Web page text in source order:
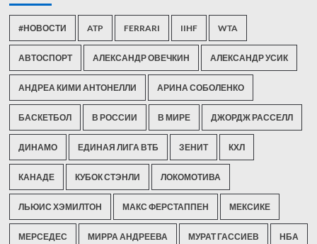
#НОВОСТИ ATP FERRARI IIHF WTA
АВТОСПОРТ АЛЕКСАНДР ОВЕЧКИН АЛЕКСАНДР УСИК
АНДРЕА КИМИ АНТОНЕЛЛИ АРИНА СОБОЛЕНКО
БАСКЕТБОЛ В РОССИИ В МИРЕ ДЖОРДЖ РАССЕЛЛ
ДИНАМО ЕДИНАЯ ЛИГА ВТБ ЗЕНИТ КХЛ
КАНАДЕ КУБОК СТЭНЛИ ЛОКОМОТИВА
ЛЬЮИС ХЭМИЛТОН МАКС ФЕРСТАППЕН МЕКСИКЕ
МЕРСЕДЕС МИРРА АНДРЕЕВА МУРАТ ГАССИЕВ НБА